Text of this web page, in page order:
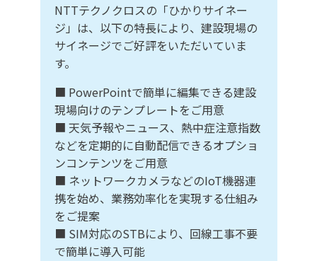
NTTテクノクロスの「ひかりサイネー
ジ」は、以下の特長により、建設現場の
サイネージでご好評をいただいていま
す。
■ PowerPointで簡単に編集できる建設
現場向けのテンプレートをご用意
■ 天気予報やニュース、熱中症注意指数
などを定期的に自動配信できるオプショ
ンコンテンツをご用意
■ ネットワークカメラなどのIoT機器連
携を始め、業務効率化を実現する仕組み
をご提案
■ SIM対応のSTBにより、回線工事不要
で簡単に導入可能